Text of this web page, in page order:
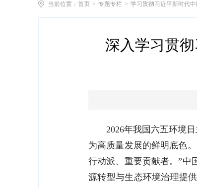
当前位置： 首页 > 专题专栏 > 学习贯彻习近平新时代
深入学习贯
2026年我国六五环境
为高质量发展的鲜明底色
行动派、重要贡献者。”中
源转型与生态环境治理提